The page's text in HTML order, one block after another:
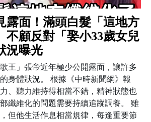
露面！滿頭白髮「這地方
顧反對「娶小33歲女兒
況曝光
王」張帝近年極少公開露面，讓許多
身體狀況。 根據《中時新聞網》報
、聽力維持得相當不錯，精神狀態也
纖維化的問題需要持續追蹤調養。 雖
但他生活作息相當規律，每逢重要節